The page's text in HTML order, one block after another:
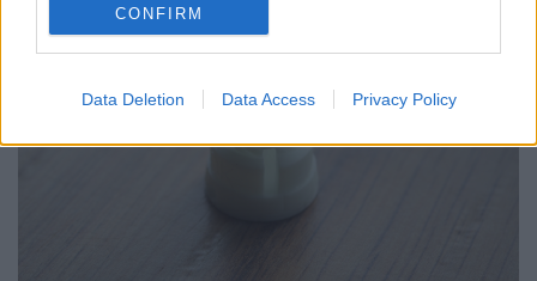
CONFIRM
Data Deletion Data Access Privacy Policy